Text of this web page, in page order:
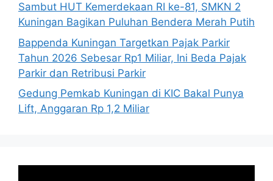
Sambut HUT Kemerdekaan RI ke-81, SMKN 2
Kuningan Bagikan Puluhan Bendera Merah Putih
Bappenda Kuningan Targetkan Pajak Parkir
Tahun 2026 Sebesar Rp1 Miliar, Ini Beda Pajak
Parkir dan Retribusi Parkir
Gedung Pemkab Kuningan di KIC Bakal Punya
Lift, Anggaran Rp 1,2 Miliar